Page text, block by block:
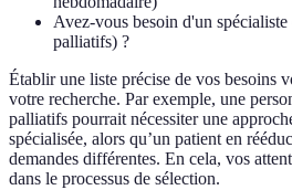
Avez-vous besoin d'un
palliatifs) ?
Établir une liste précise de vos besoins
votre recherche. Par exemple, une
palliatifs pourrait nécessiter une
spécialisée, alors qu’un patient en
demandes différentes. En cela, vos
dans le processus de sélection.